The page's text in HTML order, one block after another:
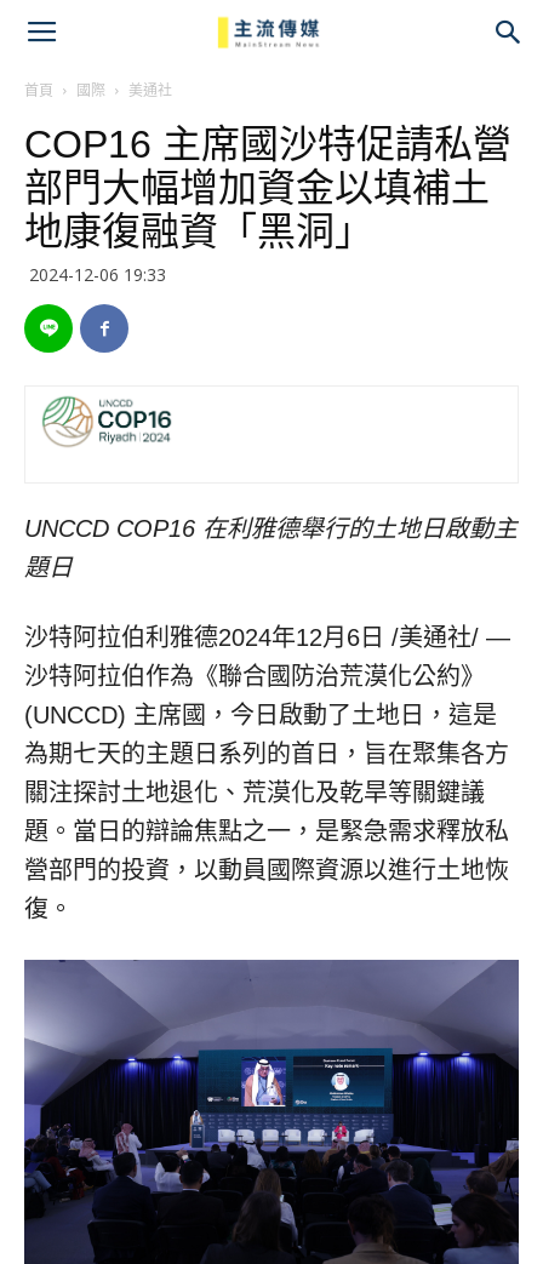
首頁 國際 美通社
COP16 主席國沙特促請私營
部門大幅增加資金以填補土
地康復融資「黑洞」
2024-12-06 19:33
UNCCD COP16 在利雅德舉行的土地日啟動主
題日
沙特阿拉伯利雅德2024年12月6日 /美通社/ —
沙特阿拉伯作為《聯合國防治荒漠化公約》
(UNCCD) 主席國，今日啟動了土地日，這是
為期七天的主題日系列的首日，旨在聚集各方
關注探討土地退化、荒漠化及乾旱等關鍵議
題。當日的辯論焦點之一，是緊急需求釋放私
營部門的投資，以動員國際資源以進行土地恢
復。